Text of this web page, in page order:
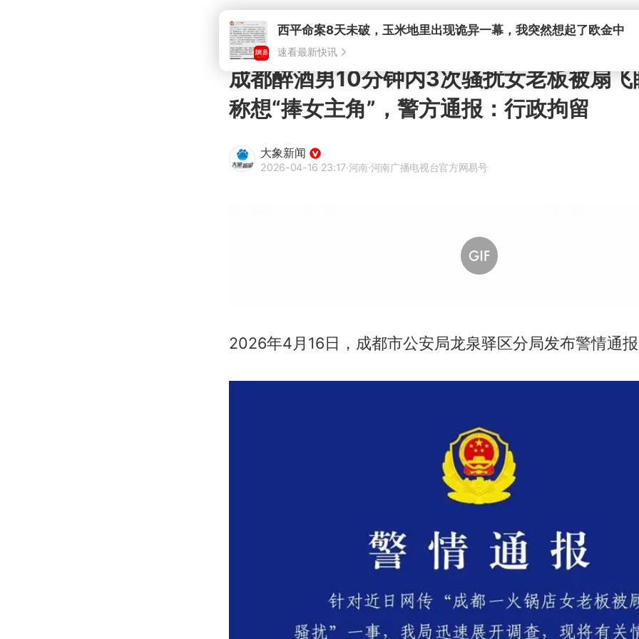
西平命案8天未破，玉米地里出现诡异一幕，我突然想起了欧金中
速看最新快讯
成都醉酒男10分钟内3次骚扰女老板被扇飞
称想“捧女主角”，警方通报：行政拘留
大象新闻
2026-04-16 23:17·河南·河南广播电视台官方网易号
2026年4月16日，成都市公安局龙泉驿区分局发布警情通